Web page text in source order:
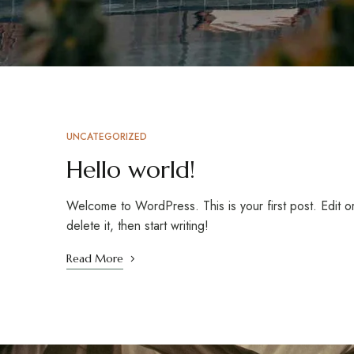
UNCATEGORIZED
Hello world!
Welcome to WordPress. This is your first post. Edit
delete it, then start writing!
Read More